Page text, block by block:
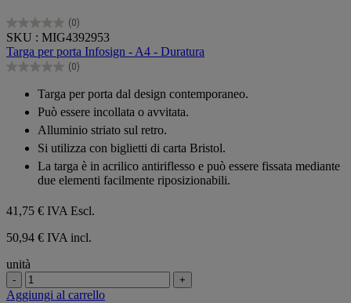
(0)
0.0
su
5
stelle.
SKU : MIG4392953
Targa per porta Infosign - A4 - Duratura
(0)
0.0
stelle.
Targa per porta dal design contemporaneo.
Può essere incollata o avvitata.
Alluminio striato sul retro.
Si utilizza con biglietti di carta Bristol.
La targa è in acrilico antiriflesso e può essere fissata mediante
due elementi facilmente riposizionabili.
41,75 € IVA Escl.
50,94 € IVA incl.
unità
- +
Aggiungi al carrello